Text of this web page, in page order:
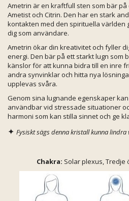
Ametrin är en kraftfull sten som bär
Ametist och Citrin. Den har en stark
kontakten med den spirituella världen
dig som användare.
Ametrin ökar din kreativitet och fyller
energi. Den bär på ett starkt lugn som
känslor för att kunna bidra till en inre
andra synvinklar och hitta nya
upplevas svåra.
Genom sina lugnande egenskaper
användbar vid stressade situationer
harmoni som kan stilla sinnet och ge
✦ Fysiskt sägs denna kristall kunna
Chakra: Solar plexus, Tredje